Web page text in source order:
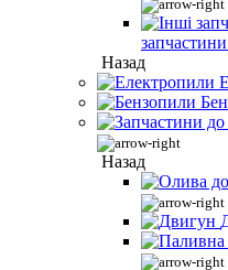
Назад
Назад